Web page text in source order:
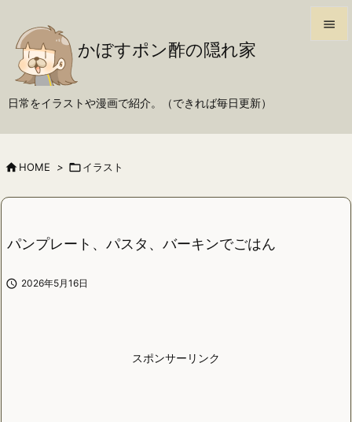
かぼすポン酢の隠れ家
日常をイラストや漫画で紹介。（できれば毎日更新）


 HOME > イラスト
パンプレート、パスタ、バーキンでごはん
 2026年5月16日
スポンサーリンク